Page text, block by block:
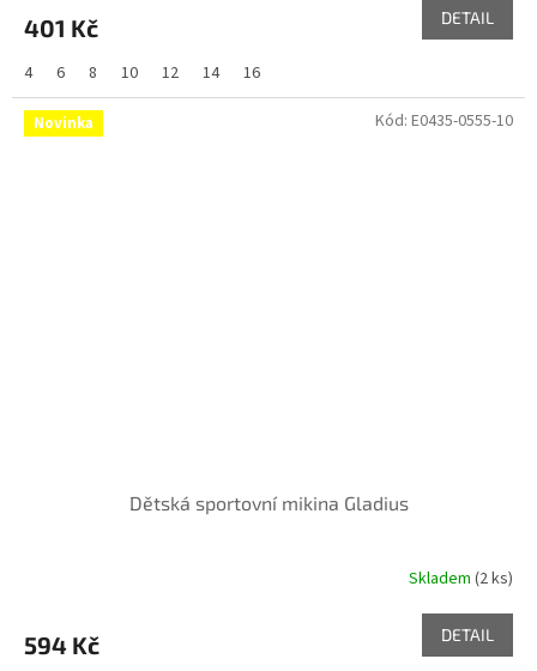
401 Kč DETAIL
4 6 8 10 12 14 16
Novinka
Dětská sportovní mikina Gladius
Skladem (2 ks)
594 Kč DETAIL
Kód: E0435-0555-10